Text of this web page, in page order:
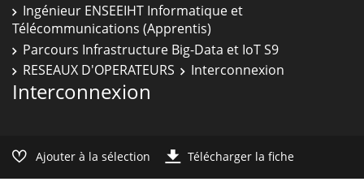
Ingénieur ENSEEIHT Informatique et
Télécommunications (Apprentis)
Parcours Infrastructure Big-Data et IoT S9
RESEAUX D'OPERATEURS
Interconnexion
Interconnexion
Ajouter à la sélection Télécharger la fiche